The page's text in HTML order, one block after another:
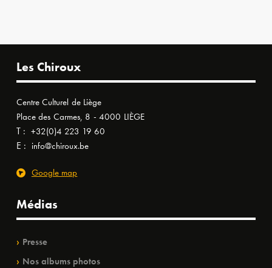
Les Chiroux
Centre Culturel de Liège
Place des Carmes, 8 - 4000 LIÈGE
T : +32(0)4 223 19 60
E : info@chiroux.be
Google map
Médias
Presse
Nos albums photos